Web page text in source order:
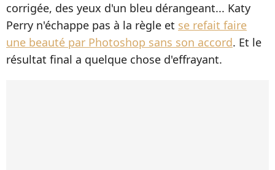
corrigée, des yeux d'un bleu dérangeant... Katy
Perry n'échappe pas à la règle et se refait faire
une beauté par Photoshop sans son accord. Et le
résultat final a quelque chose d'effrayant.